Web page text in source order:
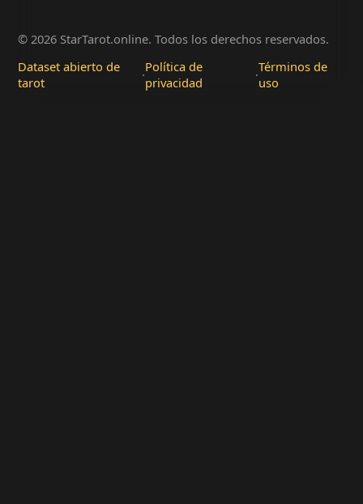
© 2026 StarTarot.online. Todos los derechos reservados.
Dataset abierto de
tarot
·Política de
privacidad
·Términos de
uso